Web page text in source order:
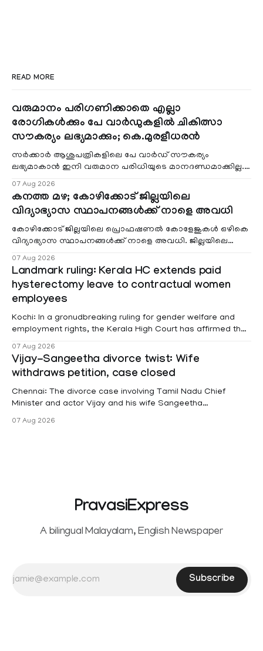
READ MORE
വരുമാനം പരിഗണിക്കാതെ എല്ലാ
രോഗികൾക്കും പേ വാർഡുകളിൽ ചികിത്സാ
സൗകര്യം ലഭ്യമാക്കും; കെ.മുരളീധരൻ
സർക്കാർ ആശുപത്രികളിലെ പേ വാർഡ് സൗകര്യം
ലഭ്യമാകാൻ ഇനി വരുമാന പരിധിയുടെ മാനദണ്ഡമാക്കില്ല.
07 Aug 2026
കനത്ത മഴ; കോഴിക്കോട് ജില്ലയിലെ
വിദ്യാഭ്യാസ സ്ഥാപനങ്ങൾക്ക് നാളെ അവധി
കോഴിക്കോട് ജില്ലയിലെ പ്രൊഫഷണൽ കോളേജുകൾ ഒഴികെ
വിദ്യാഭ്യാസ സ്ഥാപനങ്ങൾക്ക് നാളെ അവധി. ജില്ലയിലെ
07 Aug 2026
Landmark ruling: Kerala HC extends paid
hysterectomy leave to contractual women
employees
Kochi: In a gronudbreaking ruling for gender welfare and
employment rights, the Kerala High Court has affirmed that
projects are eligible for paid medical leave following
hysterectomy surgery under the Kerala Service Rules
(KSR). The court noted that since essential benefits like
maternity
07 Aug 2026
Vijay-Sangeetha divorce twist: Wife
withdraws petition, case closed
Chennai: The divorce case involving Tamil Nadu Chief
Minister and actor Vijay and his wife Sangeetha
Sowrnalingam has taken a new turn after Sangeetha
07 Aug 2026
PravasiExpress
A bilingual Malayalam, English Newspaper
Subscribe